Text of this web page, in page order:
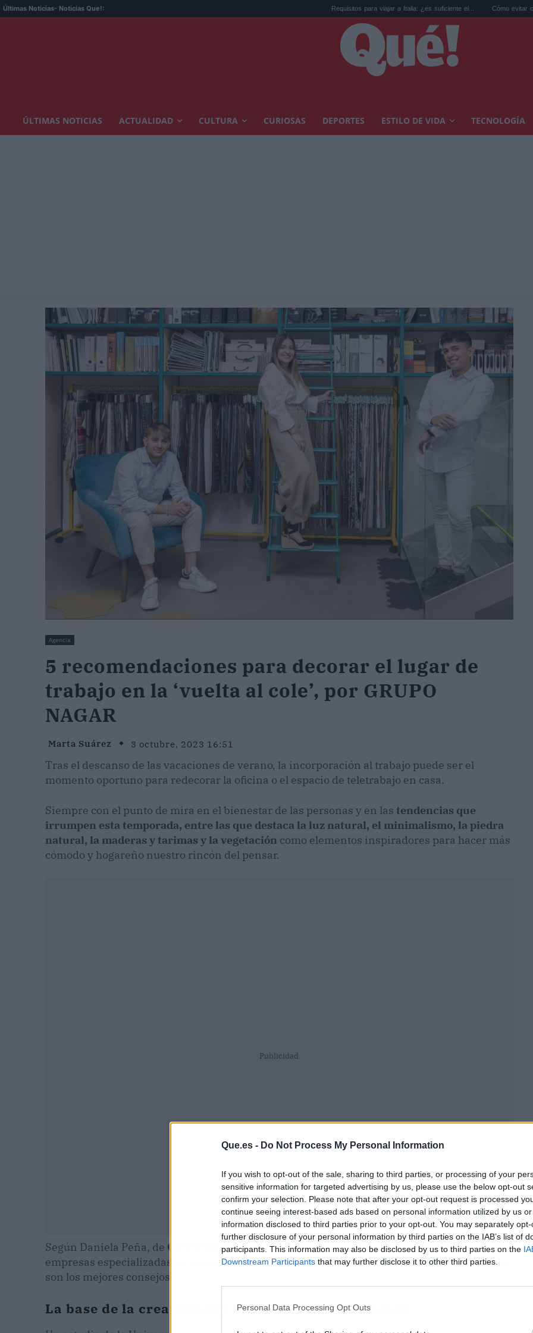
Que.es - Do Not Process My Personal Information
If you wish to opt-out of the sale, sharing to third parties, or processing of your
sensitive information for targeted advertising by us, please use the below opt-out
confirm your selection. Please note that after your opt-out request is processed
continue seeing interest-based ads based on personal information utilized by us
information disclosed to third parties prior to your opt-out. You may separately
further disclosure of your personal information by third parties on the IAB’s list of
participants. This information may also be disclosed by us to third parties on the
Downstream Participants that may further disclose it to other third parties.
Personal Data Processing Opt Outs
Últimas Noticias- Noticias Que!: Requisitos para viajar a Italia: ¿es suficiente el... Cómo evitar calor en casa:
ÚLTIMAS NOTICIAS ACTUALIDAD CULTURA CURIOSAS DEPORTES ESTILO DE VIDA TECNOLOGÍA
Agencia
5 recomendaciones para decorar el lugar de
trabajo en la ‘vuelta al cole’, por GRUPO
NAGAR
Marta Suárez 3 octubre, 2023 16:51
Tras el descanso de las vacaciones de verano, la incorporación al trabajo puede ser el
momento oportuno para redecorar la oficina o el espacio de teletrabajo en casa.
Siempre con el punto de mira en el bienestar de las personas y en las tendencias que
irrumpen esta temporada, entre las que destaca la luz natural, el minimalismo, la piedra
natural, la maderas y tarimas y la vegetación como elementos inspiradores para hacer más
cómodo y hogareño nuestro rincón del pensar.
Publicidad
Según Daniela Peña, de CONN STUDIO, y con Nacho García, CEO deGRUPO NAGARy SIDI,
empresas especializadas en la ejecución de proyectos de interiorismo y rehabilitación, estos
son los mejores consejos.
La base de la creatividad y bienestar: la iluminación